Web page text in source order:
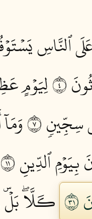
ٱلنَّاسِ
٤ لِيَوۡمٍ
٧
ٱلدِّينِ ١١
كـَلَّاۖ بَلۡۜ